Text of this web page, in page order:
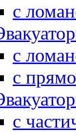
с
с
с
с